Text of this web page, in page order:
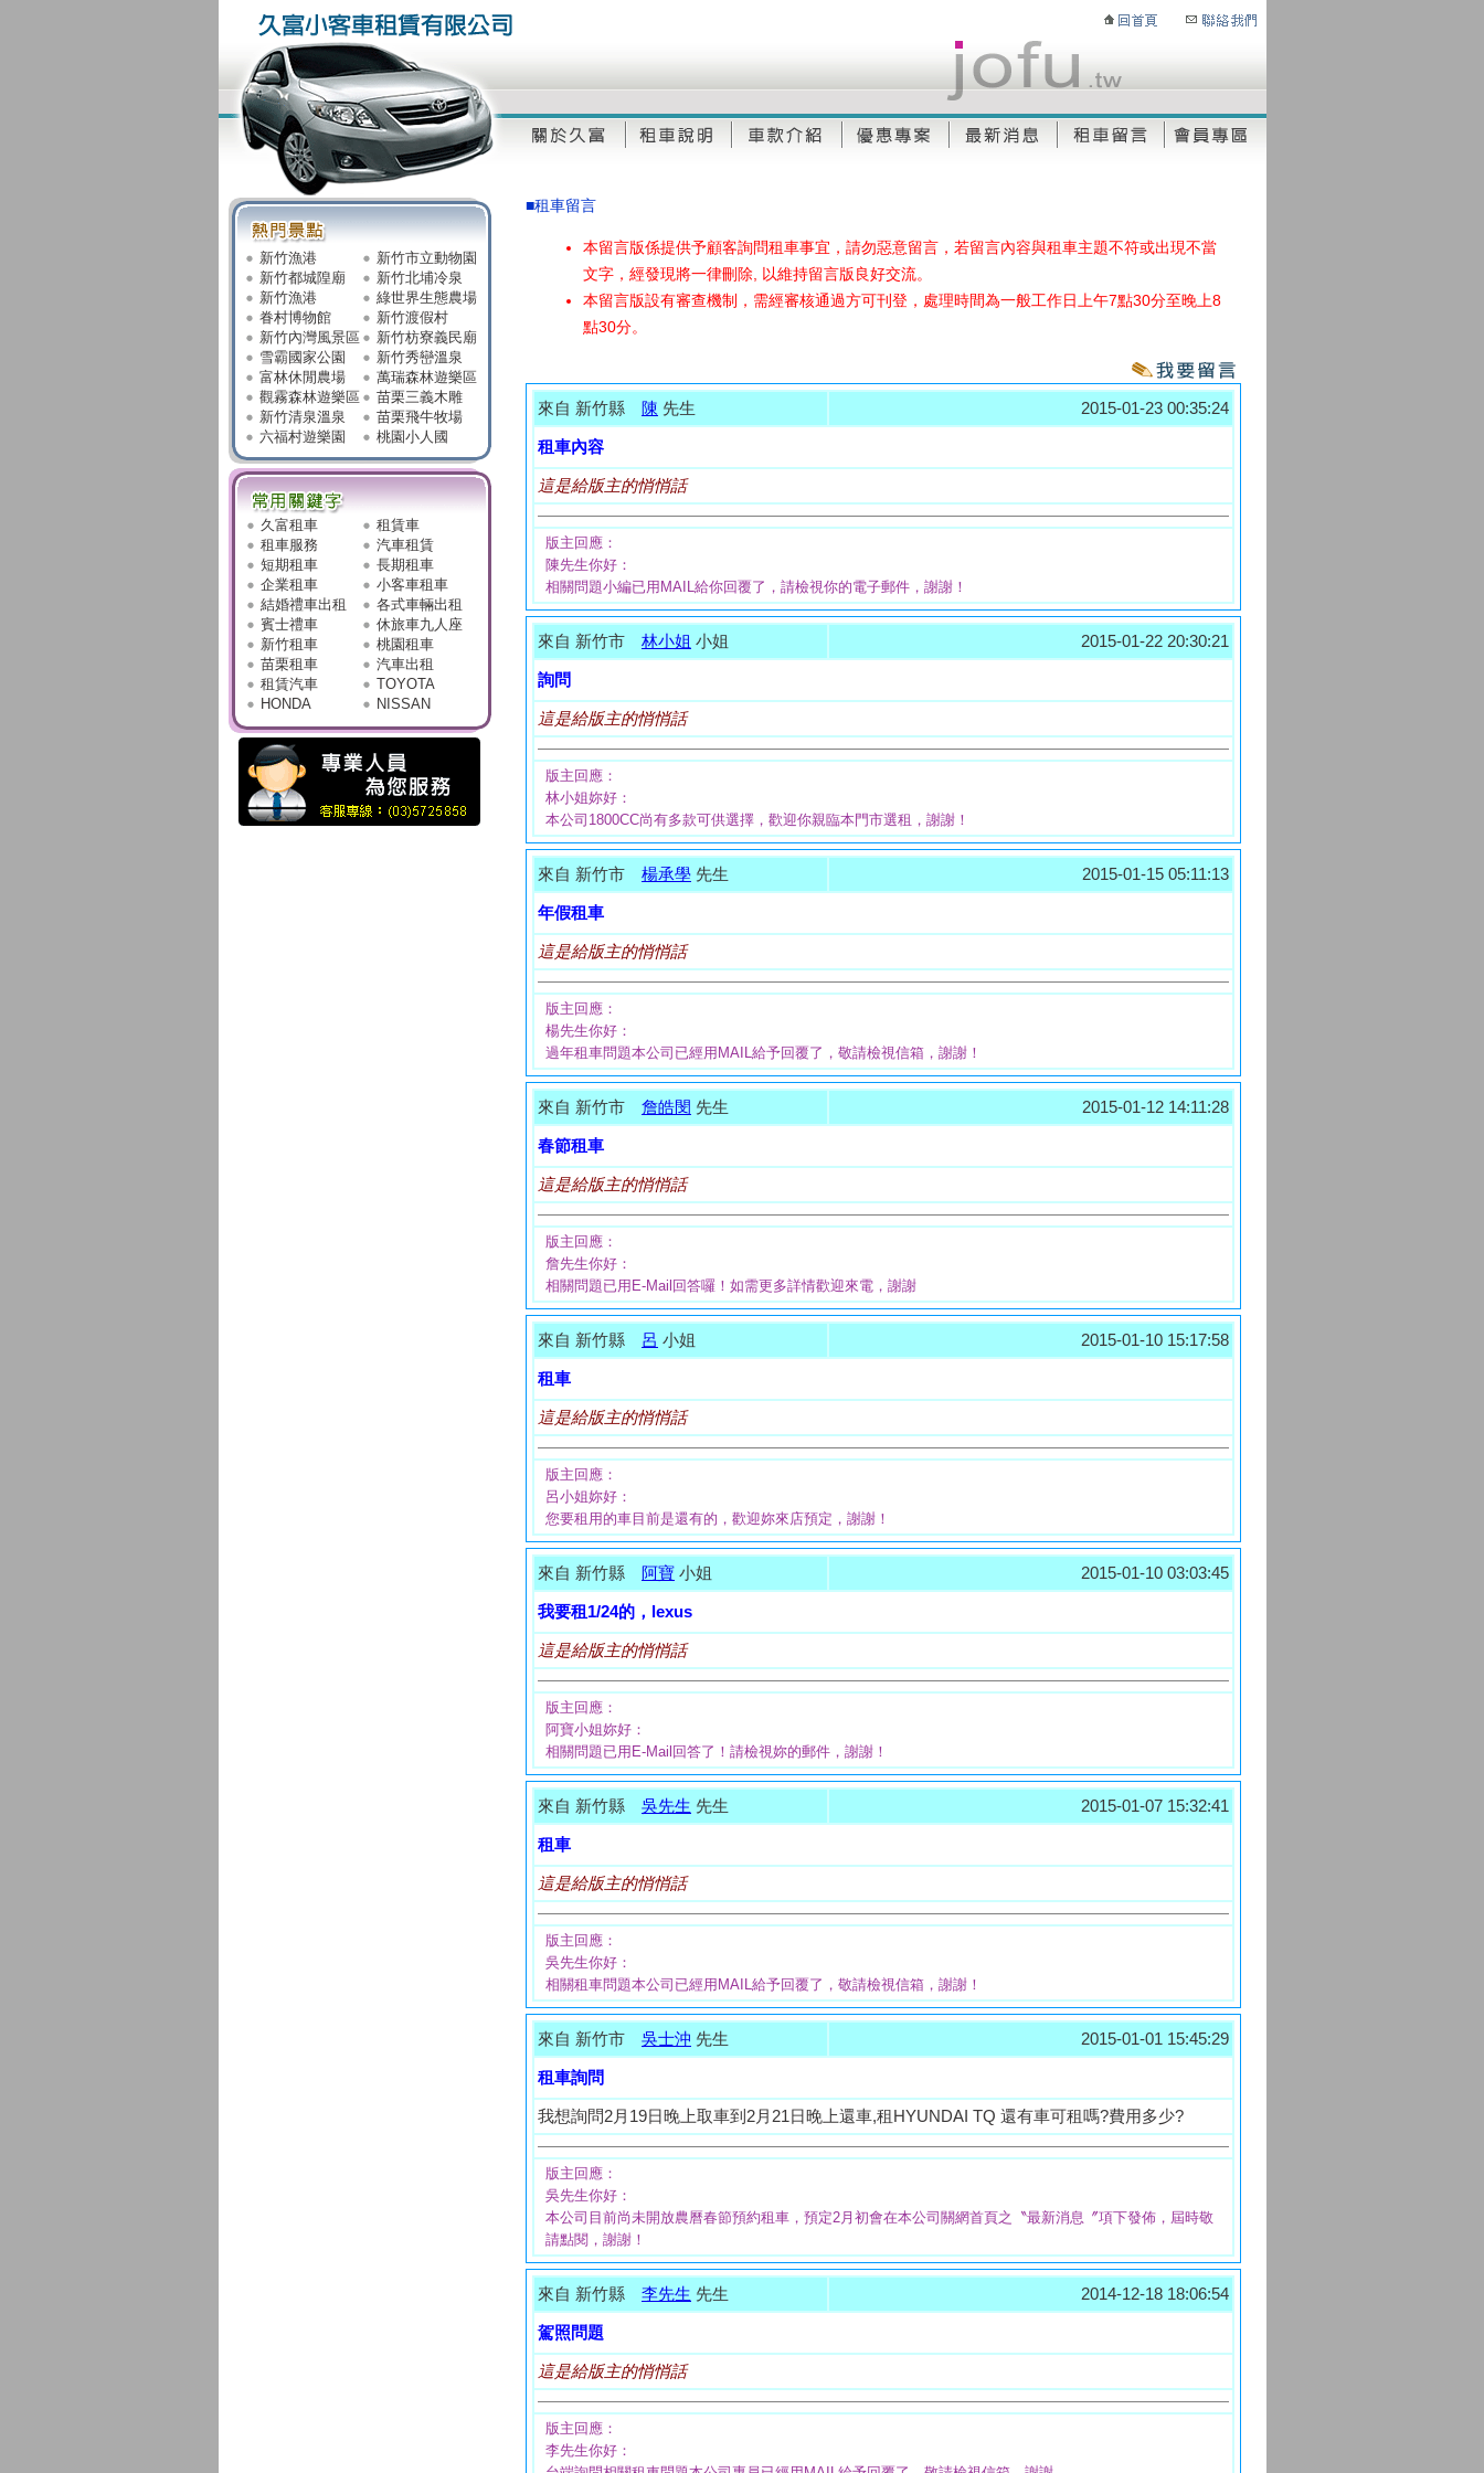
新竹漁港
新竹市立動物園
新竹都城隍廟
新竹北埔冷泉
新竹漁港
綠世界生態農場
眷村博物館
新竹渡假村
新竹內灣風景區
新竹枋寮義民廟
雪霸國家公園
新竹秀巒溫泉
富林休閒農場
萬瑞森林遊樂區
觀霧森林遊樂區
苗栗三義木雕
新竹清泉溫泉
苗栗飛牛牧場
六福村遊樂園
桃園小人國
久富租車
租賃車
租車服務
汽車租賃
短期租車
長期租車
企業租車
小客車租車
結婚禮車出租
各式車輛出租
賓士禮車
休旅車九人座
新竹租車
桃園租車
苗栗租車
汽車出租
租賃汽車
TOYOTA
HONDA
NISSAN
■租車留言
本留言版係提供予顧客詢問租車事宜，請勿惡意留言，若留言內容與租車主題不符或出現不當
文字，經發現將一律刪除, 以維持留言版良好交流。
本留言版設有審查機制，需經審核通過方可刊登，處理時間為一般工作日上午7點30分至晚上8
點30分。
來自 新竹縣 陳 先生 2015-01-23 00:35:24
租車內容
這是給版主的悄悄話
版主回應：
陳先生你好：
相關問題小編已用MAIL給你回覆了，請檢視你的電子郵件，謝謝！
來自 新竹市 林小姐 小姐 2015-01-22 20:30:21
詢問
這是給版主的悄悄話
版主回應：
林小姐妳好：
本公司1800CC尚有多款可供選擇，歡迎你親臨本門市選租，謝謝！
來自 新竹市 楊承學 先生 2015-01-15 05:11:13
年假租車
這是給版主的悄悄話
版主回應：
楊先生你好：
過年租車問題本公司已經用MAIL給予回覆了，敬請檢視信箱，謝謝！
來自 新竹市 詹皓閔 先生 2015-01-12 14:11:28
春節租車
這是給版主的悄悄話
版主回應：
詹先生你好：
相關問題已用E-Mail回答囉！如需更多詳情歡迎來電，謝謝
來自 新竹縣 呂 小姐 2015-01-10 15:17:58
租車
這是給版主的悄悄話
版主回應：
呂小姐妳好：
您要租用的車目前是還有的，歡迎妳來店預定，謝謝！
來自 新竹縣 阿寶 小姐 2015-01-10 03:03:45
我要租1/24的，lexus
這是給版主的悄悄話
版主回應：
阿寶小姐妳好：
相關問題已用E-Mail回答了！請檢視妳的郵件，謝謝！
來自 新竹縣 吳先生 先生 2015-01-07 15:32:41
租車
這是給版主的悄悄話
版主回應：
吳先生你好：
相關租車問題本公司已經用MAIL給予回覆了，敬請檢視信箱，謝謝！
來自 新竹市 吳士沖 先生 2015-01-01 15:45:29
租車詢問
我想詢問2月19日晚上取車到2月21日晚上還車,租HYUNDAI TQ 還有車可租嗎?費用多少?
版主回應：
吳先生你好：
本公司目前尚未開放農曆春節預約租車，預定2月初會在本公司關網首頁之〝最新消息〞項下發佈，屆時敬
請點閱，謝謝！
來自 新竹縣 李先生 先生 2014-12-18 18:06:54
駕照問題
這是給版主的悄悄話
版主回應：
李先生你好：